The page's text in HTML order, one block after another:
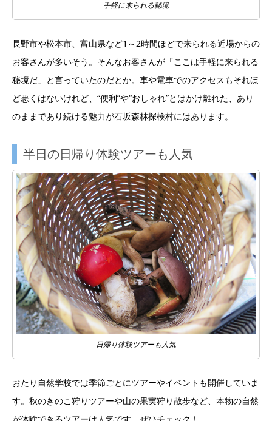
手軽に来られる秘境
長野市や松本市、富山県など1～2時間ほどで来られる近場からの
お客さんが多いそう。そんなお客さんが「ここは手軽に来られる
秘境だ」と言っていたのだとか。車や電車でのアクセスもそれほ
ど悪くはないけれど、“便利”や“おしゃれ”とはかけ離れた、あり
のままであり続ける魅力が石坂森林探検村にはあります。
半日の日帰り体験ツアーも人気
日帰り体験ツアーも人気
おたり自然学校では季節ごとにツアーやイベントも開催していま
す。秋のきのこ狩りツアーや山の果実狩り散歩など、本物の自然